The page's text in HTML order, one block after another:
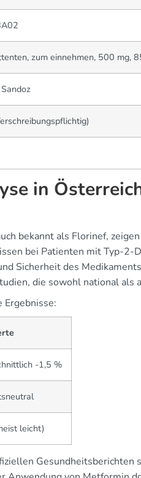
zum einnehmen, 500 mg,
in
bekannt als Florinef,
bei Patienten mit Typ-2-
Sicherheit des
die sowohl national als
-1,5 %
leicht)
Gesundheitsberichten